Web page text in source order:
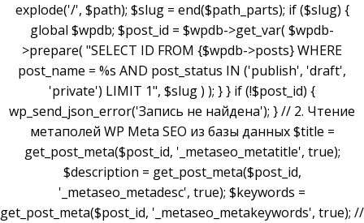
explode('/', $path); $slug = end($path_parts); if ($slug) {
global $wpdb; $post_id = $wpdb->get_var( $wpdb-
>prepare( "SELECT ID FROM {$wpdb->posts} WHERE
post_name = %s AND post_status IN ('publish', 'draft',
'private') LIMIT 1", $slug ) ); } } if (!$post_id) {
wp_send_json_error('Запись не найдена'); } // 2. Чтение
метаполей WP Meta SEO из базы данных $title =
get_post_meta($post_id, '_metaseo_metatitle', true);
$description = get_post_meta($post_id,
'_metaseo_metadesc', true); $keywords =
get_post_meta($post_id, '_metaseo_metakeywords', true); //